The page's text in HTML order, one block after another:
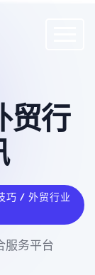
贸行
巧 / 外贸行业
服务平台